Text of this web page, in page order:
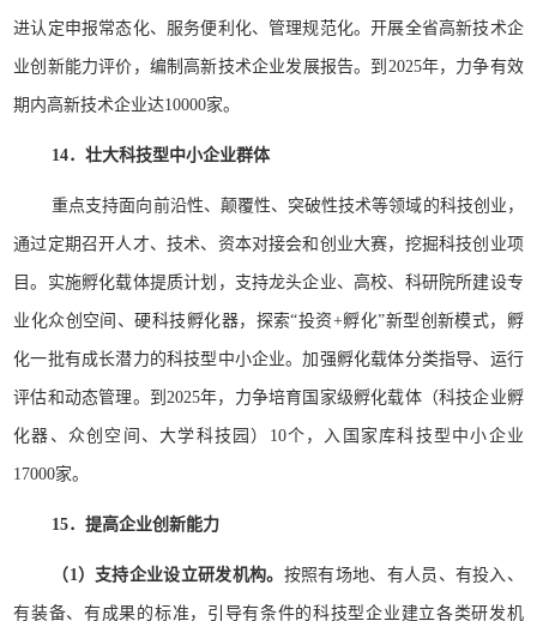
进认定申报常态化、服务便利化、管理规范化。开展全省高新技术企
业创新能力评价，编制高新技术企业发展报告。到2025年，力争有效
期内高新技术企业达10000家。
14．壮大科技型中小企业群体
重点支持面向前沿性、颠覆性、突破性技术等领域的科技创业，
通过定期召开人才、技术、资本对接会和创业大赛，挖掘科技创业项
目。实施孵化载体提质计划，支持龙头企业、高校、科研院所建设专
业化众创空间、硬科技孵化器，探索“投资+孵化”新型创新模式，孵
化一批有成长潜力的科技型中小企业。加强孵化载体分类指导、运行
评估和动态管理。到2025年，力争培育国家级孵化载体（科技企业孵
化器、众创空间、大学科技园）10个，入国家库科技型中小企业
17000家。
15．提高企业创新能力
（1）支持企业设立研发机构。 按照有场地、有人员、有投入、
有装备、有成果的标准，引导有条件的科技型企业建立各类研发机